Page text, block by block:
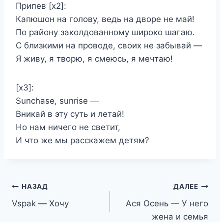
Припев [x2]:
Капюшон на голову, ведь на дворе не май!
По району заколдованному широко шагаю.
С близкими на проводе, своих не забывай —
Я живу, я творю, я смеюсь, я мечтаю!
[x3]:
Sunchase, sunrise —
Вникай в эту суть и летай!
Но нам ничего не светит,
И что же мы расскажем детям?
Навигация
по
НАЗАД
Vspak — Хочу
ДАЛЕЕ
Ася Осень — У него
жена и семья